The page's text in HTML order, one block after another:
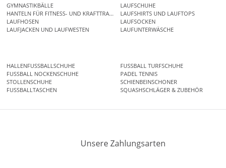
GYMNASTIKBÄLLE
HANTELN FÜR FITNESS- UND KRAFTTRAINING
LAUFHOSEN
LAUFJACKEN UND LAUFWESTEN
LAUFSCHUHE
LAUFSHIRTS UND LAUFTOPS
LAUFSOCKEN
LAUFUNTERWÄSCHE
HALLENFUSSBALLSCHUHE
FUSSBALL NOCKENSCHUHE
STOLLENSCHUHE
FUSSBALLTASCHEN
FUSSBALL TURFSCHUHE
PADEL TENNIS
SCHIENBEINSCHONER
SQUASHSCHLÄGER & ZUBEHÖR
Unsere Zahlungsarten